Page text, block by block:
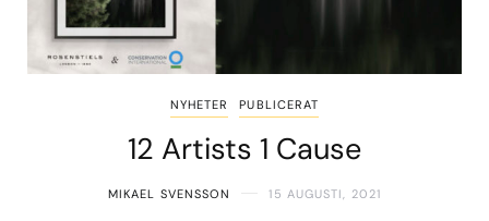
NYHETER PUBLICERAT
12 Artists 1 Cause
MIKAEL SVENSSON 15 AUGUSTI, 2021